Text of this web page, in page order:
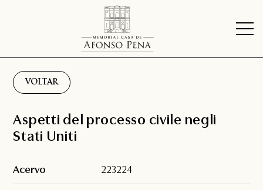
VOLTAR
Aspetti del processo civile negli
Stati Uniti
Acervo 223224